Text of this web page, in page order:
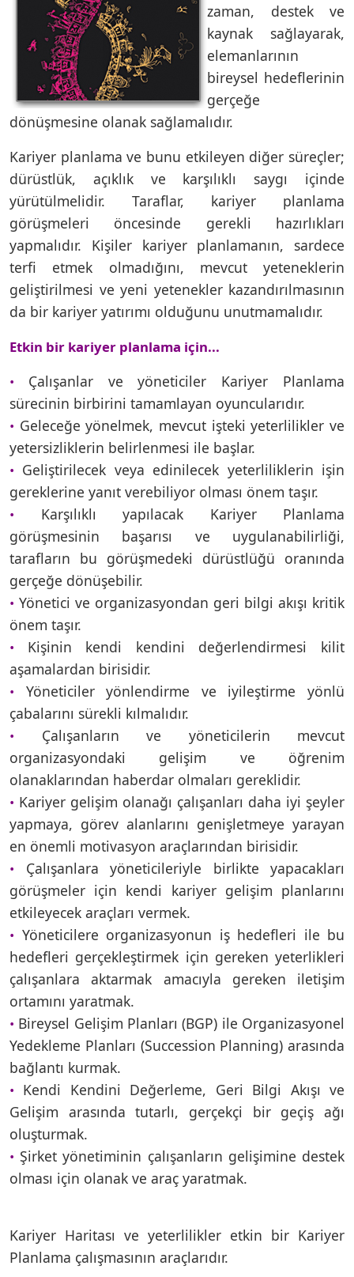
zaman, destek ve
kaynak sağlayarak,
elemanlarının
bireysel hedeflerinin
gerçeğe
dönüşmesine olanak sağlamalıdır.
Kariyer planlama ve bunu etkileyen diğer süreçler;
dürüstlük, açıklık ve karşılıklı saygı içinde
yürütülmelidir. Taraflar, kariyer planlama
görüşmeleri öncesinde gerekli hazırlıkları
yapmalıdır. Kişiler kariyer planlamanın, sardece
terfi etmek olmadığını, mevcut yeteneklerin
geliştirilmesi ve yeni yetenekler kazandırılmasının
da bir kariyer yatırımı olduğunu unutmamalıdır.
Etkin bir kariyer planlama için...
• Çalışanlar ve yöneticiler Kariyer Planlama
sürecinin birbirini tamamlayan oyuncularıdır.
• Geleceğe yönelmek, mevcut işteki yeterlilikler ve
yetersizliklerin belirlenmesi ile başlar.
• Geliştirilecek veya edinilecek yeterliliklerin işin
gereklerine yanıt verebiliyor olması önem taşır.
• Karşılıklı yapılacak Kariyer Planlama
görüşmesinin başarısı ve uygulanabilirliği,
tarafların bu görüşmedeki dürüstlüğü oranında
gerçeğe dönüşebilir.
• Yönetici ve organizasyondan geri bilgi akışı kritik
önem taşır.
• Kişinin kendi kendini değerlendirmesi kilit
aşamalardan birisidir.
• Yöneticiler yönlendirme ve iyileştirme yönlü
çabalarını sürekli kılmalıdır.
• Çalışanların ve yöneticilerin mevcut
organizasyondaki gelişim ve öğrenim
olanaklarından haberdar olmaları gereklidir.
• Kariyer gelişim olanağı çalışanları daha iyi şeyler
yapmaya, görev alanlarını genişletmeye yarayan
en önemli motivasyon araçlarından birisidir.
• Çalışanlara yöneticileriyle birlikte yapacakları
görüşmeler için kendi kariyer gelişim planlarını
etkileyecek araçları vermek.
• Yöneticilere organizasyonun iş hedefleri ile bu
hedefleri gerçekleştirmek için gereken yeterlikleri
çalışanlara aktarmak amacıyla gereken iletişim
ortamını yaratmak.
• Bireysel Gelişim Planları (BGP) ile Organizasyonel
Yedekleme Planları (Succession Planning) arasında
bağlantı kurmak.
• Kendi Kendini Değerleme, Geri Bilgi Akışı ve
Gelişim arasında tutarlı, gerçekçi bir geçiş ağı
oluşturmak.
• Şirket yönetiminin çalışanların gelişimine destek
olması için olanak ve araç yaratmak.
Kariyer Haritası ve yeterlilikler etkin bir Kariyer
Planlama çalışmasının araçlarıdır.